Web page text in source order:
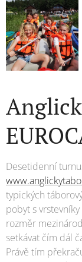
Desetidenní
typických
pobyt s
rozměr
setkávat čím dál
Právě tím